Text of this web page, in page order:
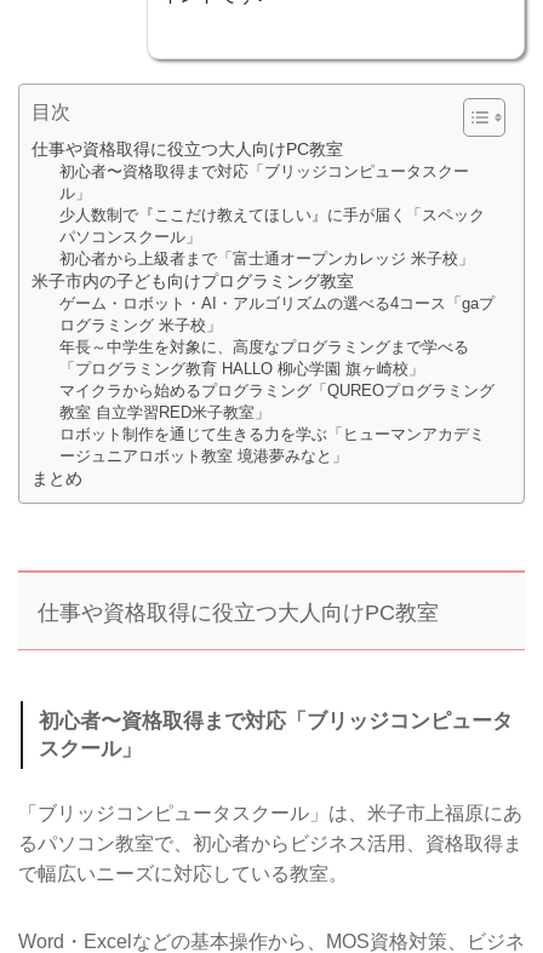
目次
仕事や資格取得に役立つ大人向けPC教室
初心者〜資格取得まで対応「ブリッジコンピュータスクー
ル」
少人数制で『ここだけ教えてほしい』に手が届く「スペック
パソコンスクール」
初心者から上級者まで「富士通オープンカレッジ 米子校」
米子市内の子ども向けプログラミング教室
ゲーム・ロボット・AI・アルゴリズムの選べる4コース「gaプ
ログラミング 米子校」
年長～中学生を対象に、高度なプログラミングまで学べる
「プログラミング教育 HALLO 柳心学園 旗ヶ崎校」
マイクラから始めるプログラミング「QUREOプログラミング
教室 自立学習RED米子教室」
ロボット制作を通じて生きる力を学ぶ「ヒューマンアカデミ
ージュニアロボット教室 境港夢みなと」
まとめ
仕事や資格取得に役立つ大人向けPC教室
初心者〜資格取得まで対応「ブリッジコンピュータ
スクール」
「ブリッジコンピュータスクール」は、米子市上福原にあ
るパソコン教室で、初心者からビジネス活用、資格取得ま
で幅広いニーズに対応している教室。
Word・Excelなどの基本操作から、MOS資格対策、ビジネ